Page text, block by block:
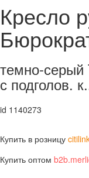
Кресло
темно-серый
с подголов.
id 1140273
Купить в розницу
Купить оптом